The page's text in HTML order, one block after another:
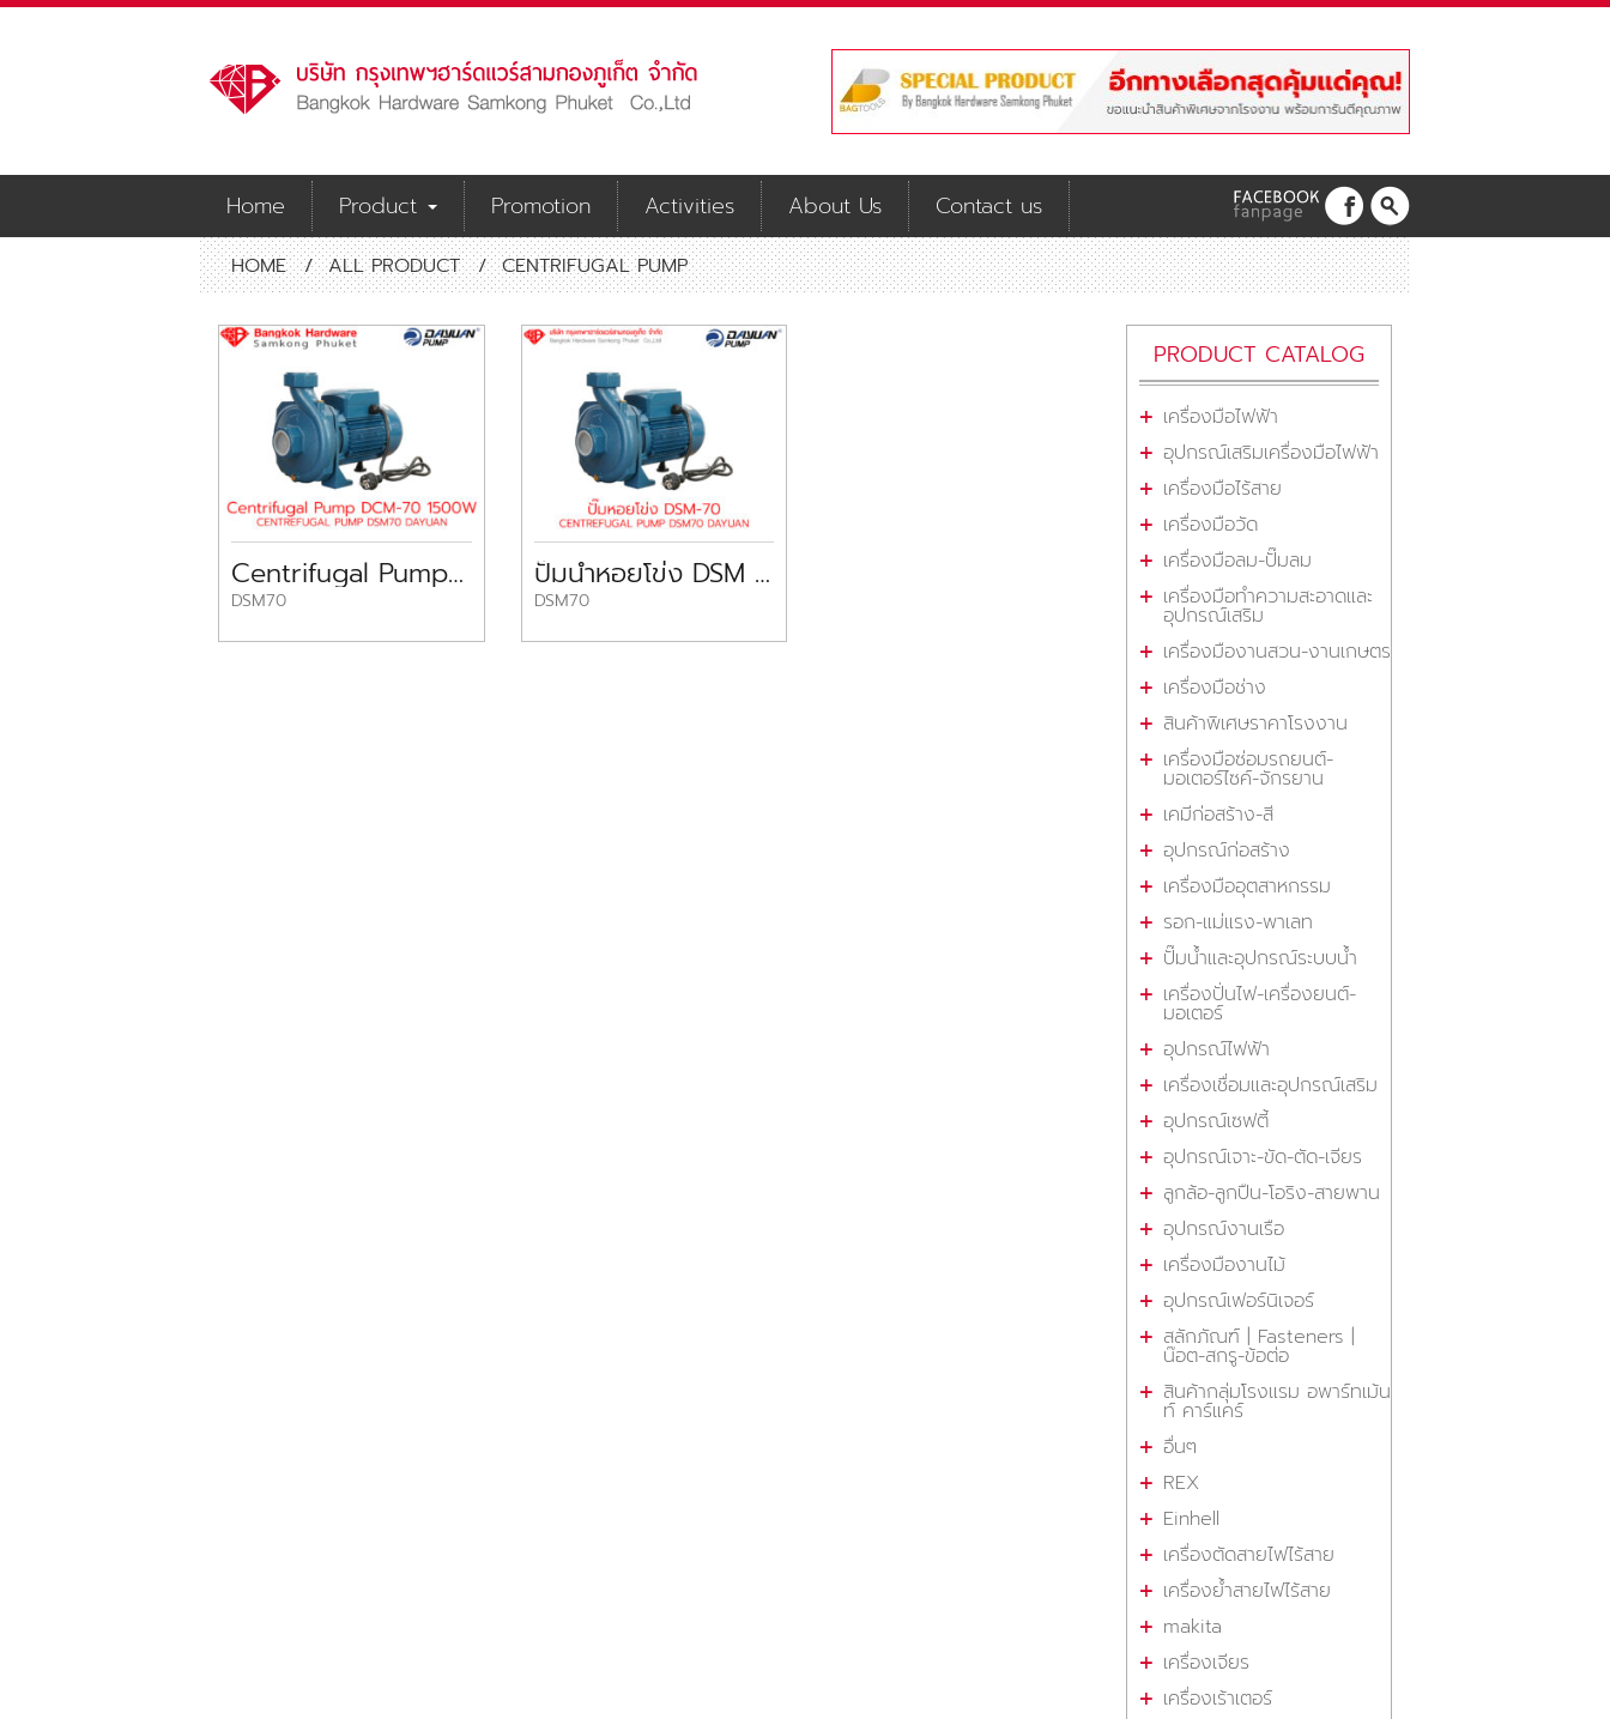
Home Product Promotion Activities About Us Contact us
HOME / ALL PRODUCT / CENTRIFUGAL PUMP
Centrifugal Pump DSM 70 DAYUAN 2HP
DSM70
ปั๊มน้ำหอยโข่ง DSM 70 DAYUAN 2HP
DSM70
PRODUCT CATALOG
เครื่องมือไฟฟ้า
อุปกรณ์เสริมเครื่องมือไฟฟ้า
เครื่องมือไร้สาย
เครื่องมือวัด
เครื่องมือลม-ปั๊มลม
เครื่องมือทำความสะอาดและ
อุปกรณ์เสริม
เครื่องมืองานสวน-งานเกษตร
เครื่องมือช่าง
สินค้าพิเศษราคาโรงงาน
เครื่องมือซ่อมรถยนต์-
มอเตอร์ไซค์-จักรยาน
เคมีก่อสร้าง-สี
อุปกรณ์ก่อสร้าง
เครื่องมืออุตสาหกรรม
รอก-แม่แรง-พาเลท
ปั๊มน้ำและอุปกรณ์ระบบน้ำ
เครื่องปั่นไฟ-เครื่องยนต์-
มอเตอร์
อุปกรณ์ไฟฟ้า
เครื่องเชื่อมและอุปกรณ์เสริม
อุปกรณ์เซฟตี้
อุปกรณ์เจาะ-ขัด-ตัด-เจียร
ลูกล้อ-ลูกปืน-โอริง-สายพาน
อุปกรณ์งานเรือ
เครื่องมืองานไม้
อุปกรณ์เฟอร์นิเจอร์
สลักภัณฑ์ | Fasteners |
น๊อต-สกรู-ข้อต่อ
สินค้ากลุ่มโรงแรม อพาร์ทเม้น
ท์ คาร์แคร์
อื่นๆ
REX
Einhell
เครื่องตัดสายไฟไร้สาย
เครื่องย้ำสายไฟไร้สาย
makita
เครื่องเจียร
เครื่องเร้าเตอร์